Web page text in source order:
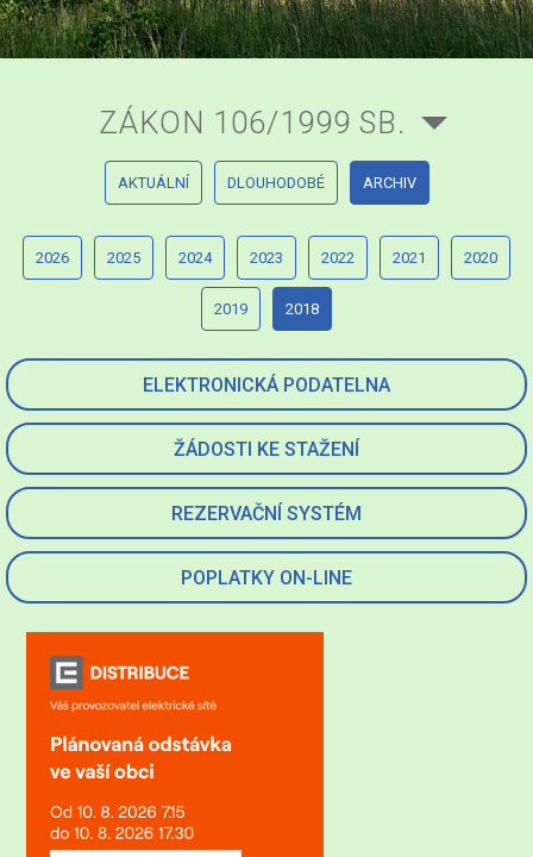
ELEKTRONICKÁ PODATELNA
ŽÁDOSTI KE STAŽENÍ
REZERVAČNÍ SYSTÉM
POPLATKY ON-LINE
ZÁKON 106/1999 SB.
AKTUÁLNÍ DLOUHODOBÉ ARCHIV
2026 2025 2024 2023 2022 2021 2020
2019 2018